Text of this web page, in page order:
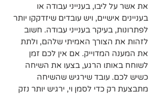
את אשר על ליבו, בענייני עבודה או
בעניינים אישיים, ויש עובדים שיזדקקו יותר
לפתרונות, בעיקר בענייני עבודה. חשוב
לזהות את הצורך האמיתי שלהם, ולתת
את המענה המדוייק. אם אין לכם זמן
לשוחח באותו הרגע, בצעו את השיחה
כשיש לכם. עובד שירגיש שהשיחה
מתבצעת רק כדי לסמן וי, ירגיש יותר נזק